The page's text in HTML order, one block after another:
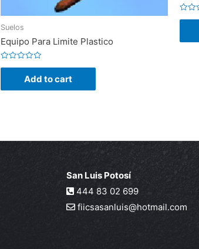
Suelos
Equipo Para Limite Plastico
Rated
Add to cart
Rated
San Luis Potosí
444 83 02 699
fiicsasanluis@hotmail.com